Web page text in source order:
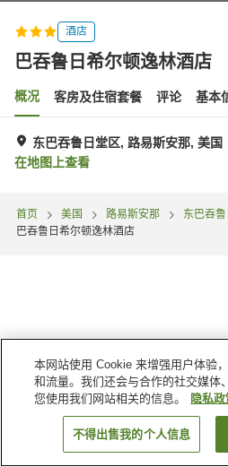
酒店
巴吞鲁日希尔顿逸林酒店
概况 客房及住宿套餐 评论 基本
东巴吞鲁日堂区, 路易斯安那, 美国
在地图上查看
首页 美国 路易斯安那
东巴吞鲁
巴吞鲁日希尔顿逸林酒店
搜索客房
本网站使用 Cookie 来增强用户体验
和流量。我们还会与合作的社交媒体
您使用我们网站相关的信息。
隐私政
不得出售我的个人信息